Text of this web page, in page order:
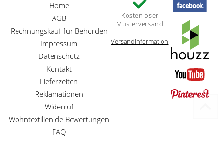
Home
AGB
Rechnungskauf für Behörden
Impressum
Datenschutz
Kontakt
Lieferzeiten
Reklamationen
Widerruf
Wohntextilien.de Bewertungen
FAQ
Kostenloser
Musterversand
Versandinformation